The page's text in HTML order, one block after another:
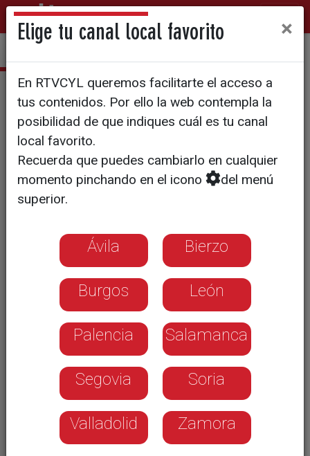
Grana y oro
Viernes, La 7 - 11:00 h y sábado a
Elige tu canal local favorito ×
En RTVCYL queremos facilitarte el acceso a
tus contenidos. Por ello la web contempla la
posibilidad de que indiques cuál es tu canal
local favorito.
Recuerda que puedes cambiarlo en cualquier
momento pinchando en el icono
del menú
superior.
Ávila Bierzo
Burgos León
Palencia Salamanca
Segovia Soria
Valladolid Zamora